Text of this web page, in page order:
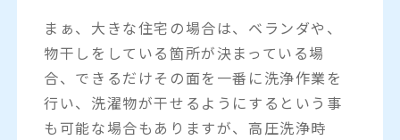
まぁ、大きな住宅の場合は、ベランダや、
物干しをしている箇所が決まっている場
合、できるだけその面を一番に洗浄作業を
行い、洗濯物が干せるようにするという事
も可能な場合もありますが、高圧洗浄時